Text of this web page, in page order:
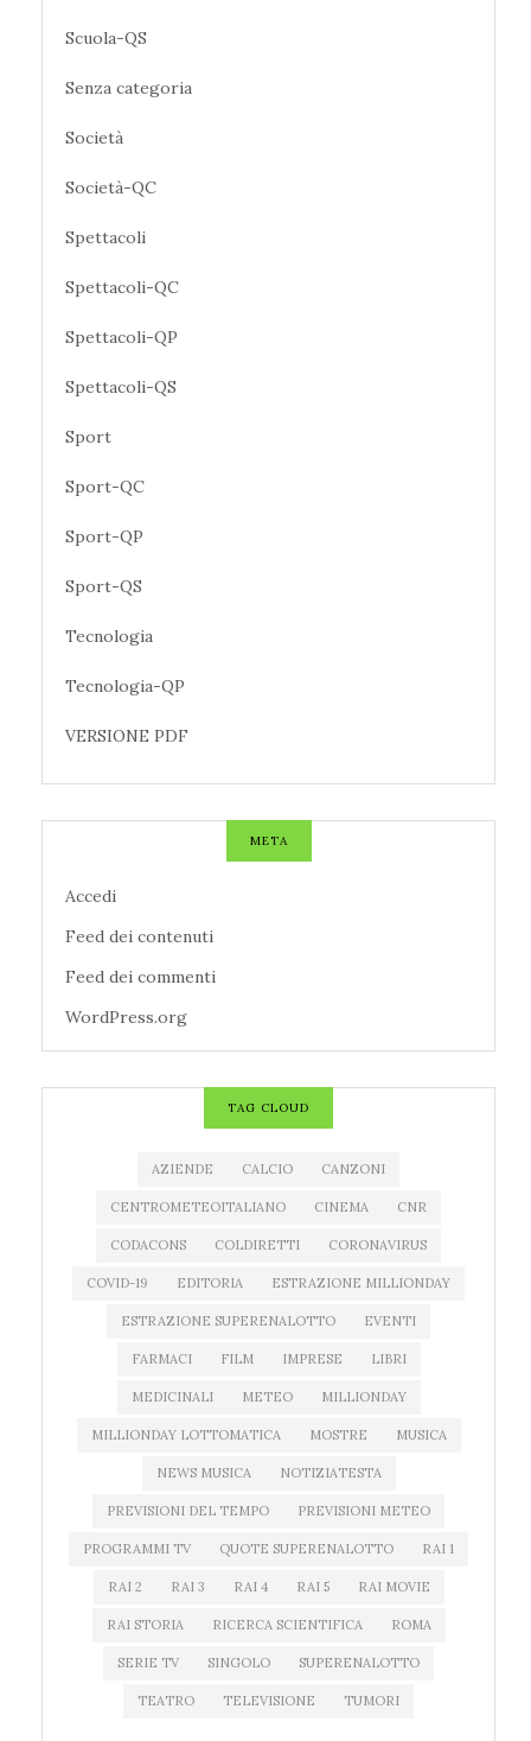
Scuola-QS
Senza categoria
Società
Società-QC
Spettacoli
Spettacoli-QC
Spettacoli-QP
Spettacoli-QS
Sport
Sport-QC
Sport-QP
Sport-QS
Tecnologia
Tecnologia-QP
VERSIONE PDF
META
Accedi
Feed dei contenuti
Feed dei commenti
WordPress.org
TAG CLOUD
AZIENDE CALCIO CANZONI
CENTROMETEOITALIANO CINEMA CNR
CODACONS COLDIRETTI CORONAVIRUS
COVID-19 EDITORIA ESTRAZIONE MILLIONDAY
ESTRAZIONE SUPERENALOTTO EVENTI
FARMACI FILM IMPRESE LIBRI
MEDICINALI METEO MILLIONDAY
MILLIONDAY LOTTOMATICA MOSTRE MUSICA
NEWS MUSICA NOTIZIATESTA
PREVISIONI DEL TEMPO PREVISIONI METEO
PROGRAMMI TV QUOTE SUPERENALOTTO RAI 1
RAI 2 RAI 3 RAI 4 RAI 5 RAI MOVIE
RAI STORIA RICERCA SCIENTIFICA ROMA
SERIE TV SINGOLO SUPERENALOTTO
TEATRO TELEVISIONE TUMORI